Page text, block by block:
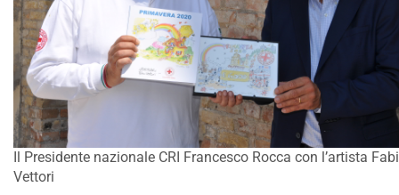
Il Presidente nazionale CRI Francesco Rocca con l’artista
Vettori